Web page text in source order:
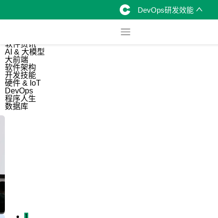
DevOps研发效能
软件资讯
AI & 大模型
大前端
软件架构
开发技能
硬件 & IoT
DevOps
程序人生
数据库
1